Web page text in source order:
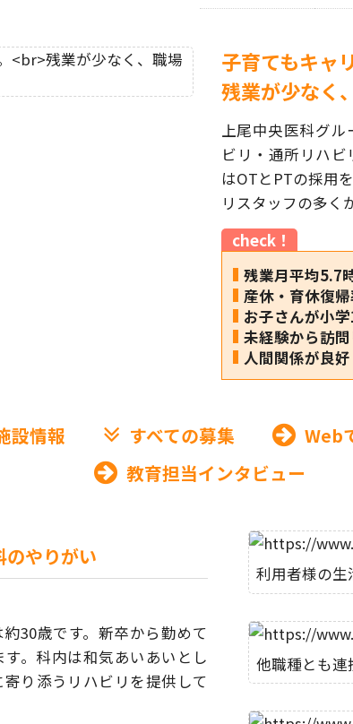
子育てもキャ
残業が少なく
上尾中央医科グル
ビリ・通所リハ
はOTとPTの採用
リスタッフの多く
check！
残業月平均5.7
産休・育休復
お子さんが小
未経験から訪
人間関係が良好
設情報 すべての募集
Web
教育担当インタビュー
のやりがい
30歳です。新卒から勤めて
。科内は和気あいあいとし
り添うリハビリを提供して
利用者様の生
他職種とも連